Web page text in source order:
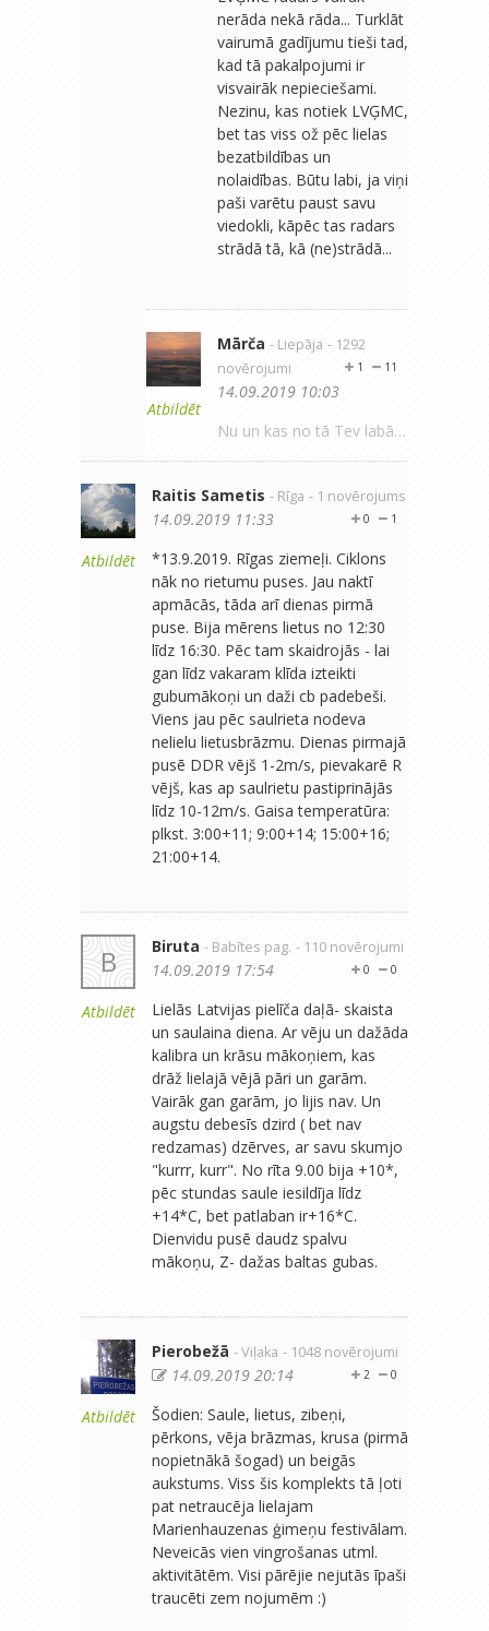
nerāda nekā rāda... Turklāt
vairumā gadījumu tieši tad,
kad tā pakalpojumi ir
visvairāk nepieciešami.
Nezinu, kas notiek LVĢMC,
bet tas viss ož pēc lielas
bezatbildības un
nolaidības. Būtu labi, ja viņi
paši varētu paust savu
viedokli, kāpēc tas radars
strādā tā, kā (ne)strādā...
Atbildēt
Mārča - Liepāja - 1292
novērojumi
11
1
14.09.2019 10:03
Nu un kas no tā Tev labāks Tev kļūst? Piromāņ sapnis izdziest..
Atbildēt
Raitis Sametis - Rīga - 1 novērojums
1
0
14.09.2019 11:33
*13.9.2019. Rīgas ziemeļi. Ciklons
nāk no rietumu puses. Jau naktī
apmācās, tāda arī dienas pirmā
puse. Bija mērens lietus no 12:30
līdz 16:30. Pēc tam skaidrojās - lai
gan līdz vakaram klīda izteikti
gubumākoņi un daži cb padebeši.
Viens jau pēc saulrieta nodeva
nelielu lietusbrāzmu. Dienas pirmajā
pusē DDR vējš 1-2m/s, pievakarē R
vējš, kas ap saulrietu pastiprinājās
līdz 10-12m/s. Gaisa temperatūra:
plkst. 3:00+11; 9:00+14; 15:00+16;
21:00+14.
B
Atbildēt
Biruta - Babītes pag. - 110 novērojumi
0
0
14.09.2019 17:54
Lielās Latvijas pielīča daļā- skaista
un saulaina diena. Ar vēju un dažāda
kalibra un krāsu mākoņiem, kas
drāž lielajā vējā pāri un garām.
Vairāk gan garām, jo lijis nav. Un
augstu debesīs dzird ( bet nav
redzamas) dzērves, ar savu skumjo
"kurrr, kurr". No rīta 9.00 bija +10*,
pēc stundas saule iesildīja līdz
+14*C, bet patlaban ir+16*C.
Dienvidu pusē daudz spalvu
mākoņu, Z- dažas baltas gubas.
Atbildēt
Pierobežā - Viļaka - 1048 novērojumi
0
2
14.09.2019 20:14
Šodien: Saule, lietus, zibeņi,
pērkons, vēja brāzmas, krusa (pirmā
nopietnākā šogad) un beigās
aukstums. Viss šis komplekts tā ļoti
pat netraucēja lielajam
Marienhauzenas ģimeņu festivālam.
Neveicās vien vingrošanas utml.
aktivitātēm. Visi pārējie nejutās īpaši
traucēti zem nojumēm :)